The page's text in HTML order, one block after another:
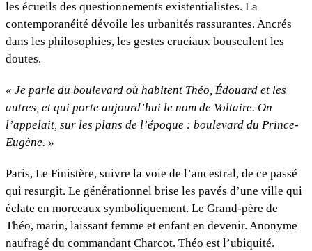
les écueils des questionnements existentialistes. La
contemporanéité dévoile les urbanités rassurantes. Ancrés
dans les philosophies, les gestes cruciaux bousculent les
doutes.
« Je parle du boulevard où habitent Théo, Édouard et les
autres, et qui porte aujourd’hui le nom de Voltaire. On
l’appelait, sur les plans de l’époque : boulevard du Prince-
Eugène. »
Paris, Le Finistère, suivre la voie de l’ancestral, de ce passé
qui resurgit. Le générationnel brise les pavés d’une ville qui
éclate en morceaux symboliquement. Le Grand-père de
Théo, marin, laissant femme et enfant en devenir. Anonyme
naufragé du commandant Charcot. Théo est l’ubiquité.